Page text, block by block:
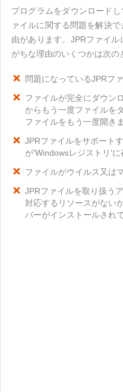
プログラムをダウンロード
ァイルに関する問題を解決
由があります。JPRファイ
がちな理由のいくつかは次の
問題になっているJPRフ
ファイルが完全にダウン
からもう一度ファイルを
ファイルをもう一度開き
JPRファイルをサポート
が'Windowsレジストリ'に
ファイルがウイルス又は
JPRファイルを取り扱う
対応するリソースがない
バーがインストールされ